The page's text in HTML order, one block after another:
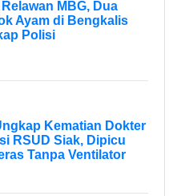
MBG, Dua
Ayam di Bengkalis
Polisi
Kematian Dokter
RSUD Siak, Dipicu
Tanpa Ventilator